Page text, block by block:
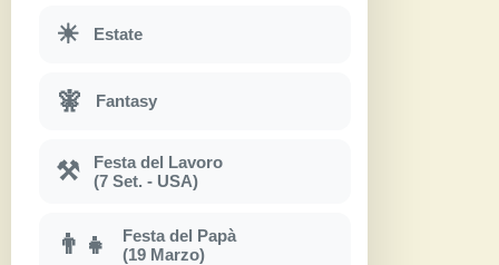
☀ Estate
🧚 Fantasy
⚒
Festa del Lavoro
(7 Set. - USA)
👨‍👧
Festa del Papà
(19 Marzo)